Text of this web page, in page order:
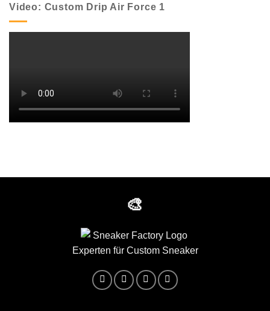
Video: Custom Drip Air Force 1
🎨
Experten für Custom Sneaker